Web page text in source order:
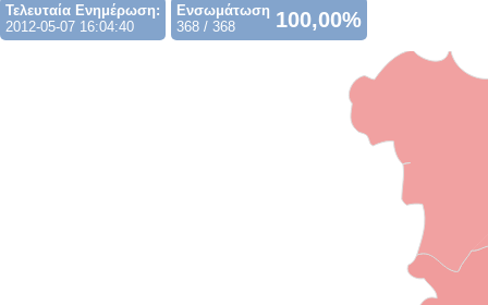
Τελευταία Ενημέρωση:
2012-05-07 16:04:40
Ενσωμάτωση
368 / 368
100,00%